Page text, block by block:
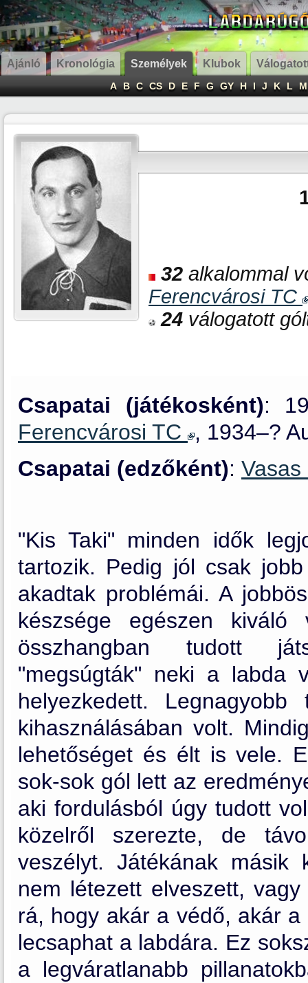
Ajánló Kronológia Személyek Klubok
A B C CS D E F G GY H I J K L M
32 alkalommal
Ferencvárosi TC
24 válogatott
Csapatai (játékosként):
Ferencvárosi TC
, 1934–?
Csapatai (edzőként):
"Kis Taki" minden idők
tartozik. Pedig jól csak
akadtak problémái. A
készsége egészen
összhangban tudott
"megsúgták" neki a labda
helyezkedett.
kihasználásában volt.
lehetőséget és élt is vele.
sok-sok gól lett az
aki fordulásból úgy tudott
közelről szerezte, de
veszélyt. Játékának másik
nem létezett elveszett,
rá, hogy akár a védő, akár
lecsaphat a labdára. Ez
a legváratlanabb